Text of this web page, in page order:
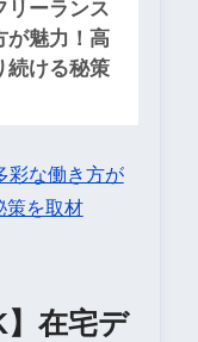
リーランス
が魅力！高
続ける秘策
彩な働き方が
策を取材
】在宅デ